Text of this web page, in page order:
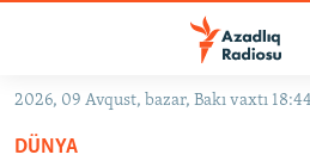
Əsas
qayıt
2026, 09 Avqust, bazar, Bakı vaxtı
DÜNYA